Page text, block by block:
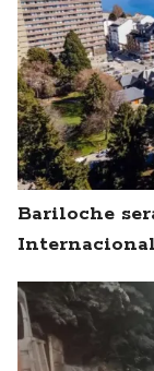
Bariloche